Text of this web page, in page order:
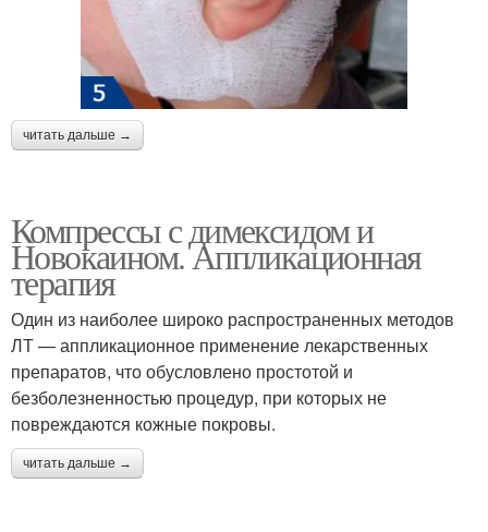
читать дальше →
Компрессы с димексидом и
Новокаином. Аппликационная
терапия
Один из наиболее широко распространенных методов
ЛТ — аппликационное применение лекарственных
препаратов, что обусловлено простотой и
безболезненностью процедур, при которых не
повреждаются кожные покровы.
читать дальше →